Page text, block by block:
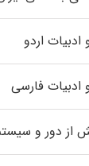
اردو
ادبیات فارسی
دور و